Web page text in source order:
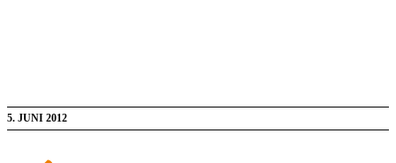
5. JUNI 2012